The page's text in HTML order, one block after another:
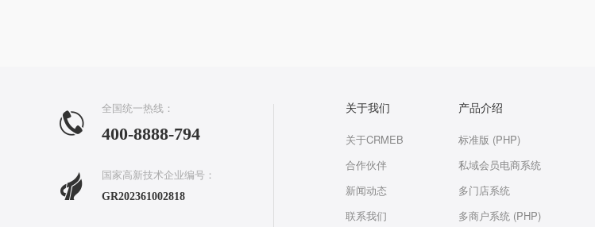
全国统一热线：
400-8888-794
国家高新技术企业编号：
GR202361002818
关于我们
关于CRMEB
合作伙伴
新闻动态
联系我们
产品介绍
标准版 (PHP)
私域会员电商系统
多门店系统
多商户系统 (PHP)